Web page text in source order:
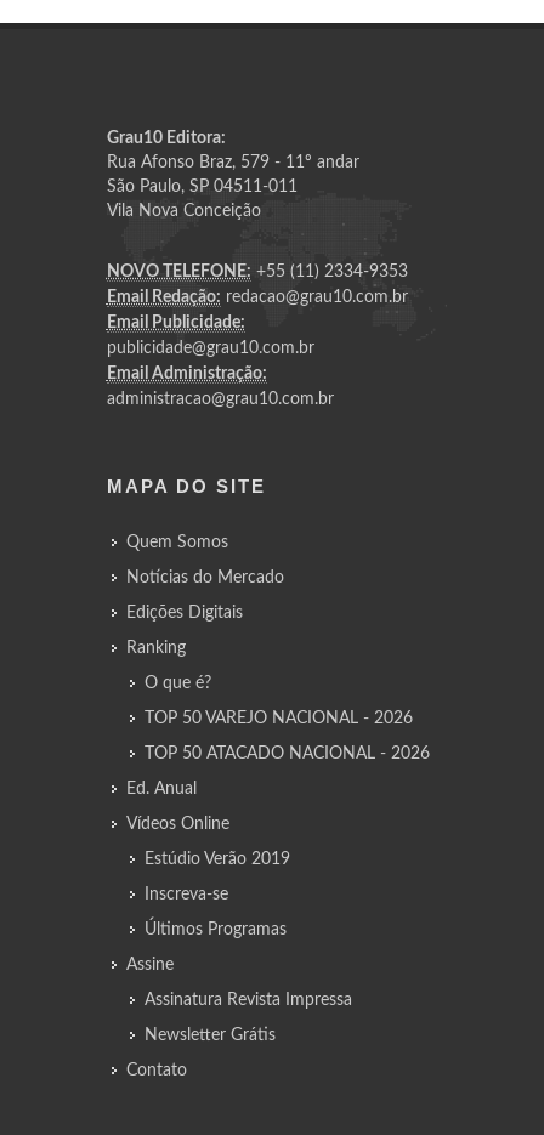
Grau10 Editora:
Rua Afonso Braz, 579 - 11º andar
São Paulo, SP 04511-011
Vila Nova Conceição
NOVO TELEFONE: +55 (11) 2334-9353
Email Redação: redacao@grau10.com.br
Email Publicidade:
publicidade@grau10.com.br
Email Administração:
administracao@grau10.com.br
MAPA DO SITE
Quem Somos
Notícias do Mercado
Edições Digitais
Ranking
O que é?
TOP 50 VAREJO NACIONAL - 2026
TOP 50 ATACADO NACIONAL - 2026
Ed. Anual
Vídeos Online
Estúdio Verão 2019
Inscreva-se
Últimos Programas
Assine
Assinatura Revista Impressa
Newsletter Grátis
Contato